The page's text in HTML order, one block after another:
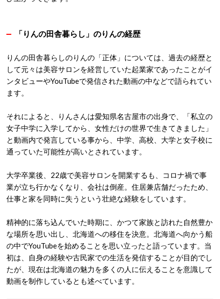
「りんの田舎暮らし」のりんの経歴
りんの田舎暮らしのりんの 「正体」については、過去の経歴と
して元々は美容サロンを経営していた起業家であったことがイ
ンタビューやYouTubeで発信された動画の中などで語られてい
ます。
それによると、りんさんは愛知県名古屋市の出身で、「私立の
女子中学に入学してから、女性だけの世界で生きてきました」
と動画内で発言している事から、中学、高校、大学と女子校に
通っていた可能性が高いとされています。
大学卒業後、22歳で美容サロンを開業するも、コロナ禍で事
業が立ち行かなくなり、会社は倒産。 住居兼店舗だったため、
仕事と家を同時に失うという壮絶な経験をしています。
精神的に落ち込んでいた時期に、かつて家族と訪れた自然豊か
な場所を思い出し、北海道への移住を決意。 北海道へ向かう船
の中でYouTubeを始めることを思い立ったと語っています。 当
初は、自身の経験や古民家での生活を発信することが目的でし
たが、現在は北海道の魅力を多くの人に伝えることを意識して
動画を制作しているとも述べています。